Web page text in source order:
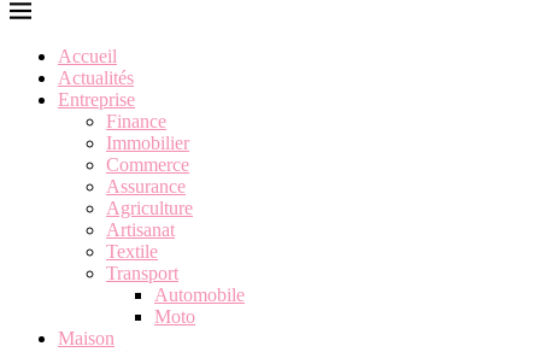
Accueil
Actualités
Entreprise
Finance
Immobilier
Commerce
Assurance
Agriculture
Artisanat
Textile
Transport
Automobile
Moto
Maison